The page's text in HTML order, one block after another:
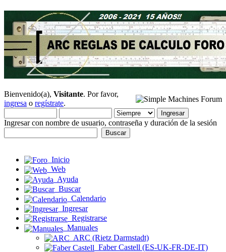
Bienvenido(a), Visitante. Por favor,
ingresa o regístrate.
Ingresar con nombre de usuario, contraseña y duración de la sesión
Inicio
Web
Ayuda
Buscar
Calendario
Ingresar
Registrarse
Manuales
ARC (Rietz Darmstadt)
Faber Castell (ES-UK-FR-DE-IT)